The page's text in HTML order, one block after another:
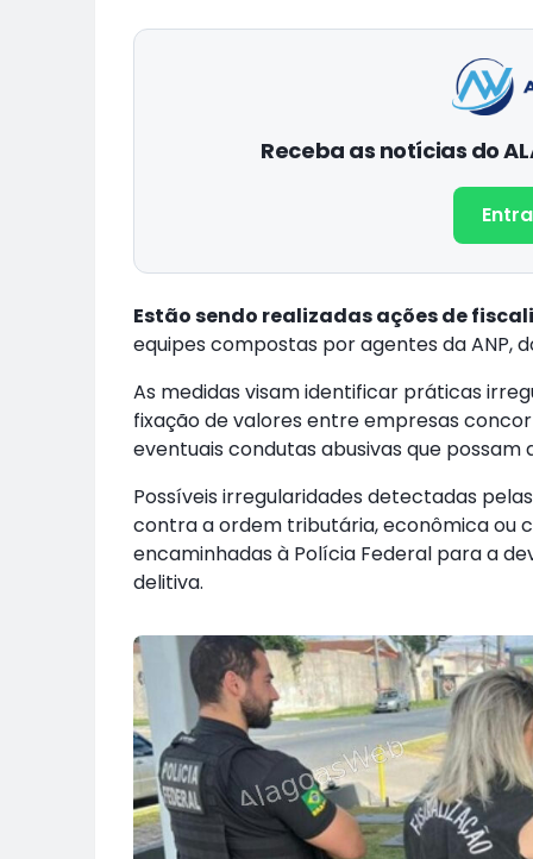
Receba as notícias do
Estão sendo realizadas ações de
equipes compostas por agentes da ANP,
As medidas visam identificar práticas
fixação de valores entre empresas
eventuais condutas abusivas que
Possíveis irregularidades detectadas
contra a ordem tributária, econômica ou
encaminhadas à Polícia Federal para a
delitiva.